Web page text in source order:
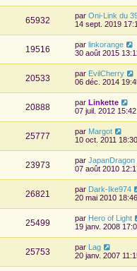
65932 par Oni-Link du
14 sept. 2019
19516 par linkorange
30 août 2015
20533 par EvilCherry
06 déc. 2014
20888 par Linkette
07 juil. 2012 15:42
25777 par Margot
10 oct. 2011 18:30
23973 par JapanDragon
07 août 2010
26821 par Dark-Ike974
20 mai 2010 18:46
25499 par Hero of Light
19 janv. 2008
25753 par Lag
20 janv. 2007